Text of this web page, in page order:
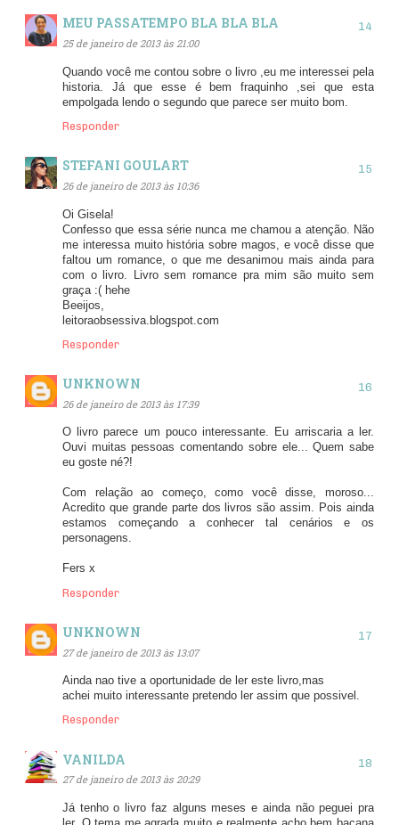
MEU PASSATEMPO BLA BLA BLA
25 de janeiro de 2013 às 21:00
Quando você me contou sobre o livro ,eu me interessei pela
historia. Já que esse é bem fraquinho ,sei que esta
empolgada lendo o segundo que parece ser muito bom.
Responder
STEFANI GOULART
26 de janeiro de 2013 às 10:36
Oi Gisela!
Confesso que essa série nunca me chamou a atenção. Não
me interessa muito história sobre magos, e você disse que
faltou um romance, o que me desanimou mais ainda para
com o livro. Livro sem romance pra mim são muito sem
graça :( hehe
Beeijos,
leitoraobsessiva.blogspot.com
Responder
UNKNOWN
26 de janeiro de 2013 às 17:39
O livro parece um pouco interessante. Eu arriscaria a ler.
Ouvi muitas pessoas comentando sobre ele... Quem sabe
eu goste né?!
Com relação ao começo, como você disse, moroso...
Acredito que grande parte dos livros são assim. Pois ainda
estamos começando a conhecer tal cenários e os
personagens.
Fers x
Responder
UNKNOWN
27 de janeiro de 2013 às 13:07
Ainda nao tive a oportunidade de ler este livro,mas
achei muito interessante pretendo ler assim que possivel.
Responder
VANILDA
27 de janeiro de 2013 às 20:29
Já tenho o livro faz alguns meses e ainda não peguei pra